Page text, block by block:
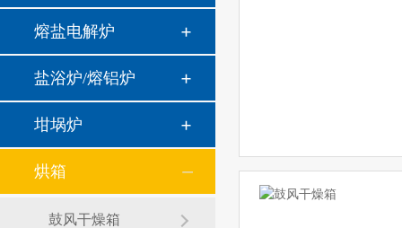
熔盐电解炉
盐浴炉/熔铝炉
坩埚炉
烘箱
鼓风干燥箱